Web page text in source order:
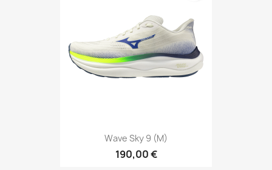
Wave Sky 9 (M)
190,00 €